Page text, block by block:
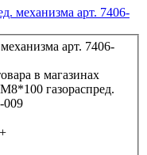
механизма арт. 7406-
в магазинах
газораспред.
009
+